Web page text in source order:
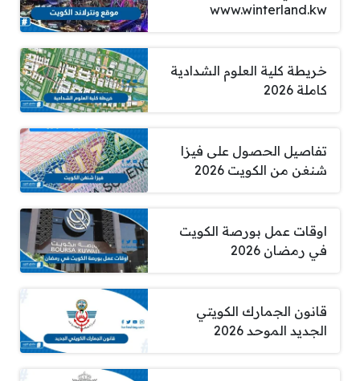
www.winterland.kw
خريطة كلية العلوم الشدادية
كاملة 2026
تفاصيل الحصول على فيزا
شنغن من الكويت 2026
اوقات عمل بورصة الكويت
في رمضان 2026
قانون الجمارك الكويتي
الجديد الموحد 2026